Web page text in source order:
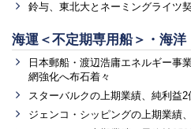
鈴与、東北大とネーミングライツ
海運＜不定期専用船＞・海洋
日本郵船・渡辺浩庸エネルギー事
網強化へ布石着々
スターバルクの上期業績、純利益
ジェンコ・シッピングの上期業績